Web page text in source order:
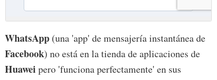
WhatsApp (una 'app' de mensajería instantánea de
Facebook) no está en la tienda de aplicaciones de
Huawei pero 'funciona perfectamente' en sus